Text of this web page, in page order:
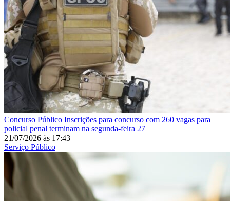
Concurso Público Inscrições para concurso com 260 vagas para
policial penal terminam na segunda-feira 27
21/07/2026 às 17:43
Serviço Público